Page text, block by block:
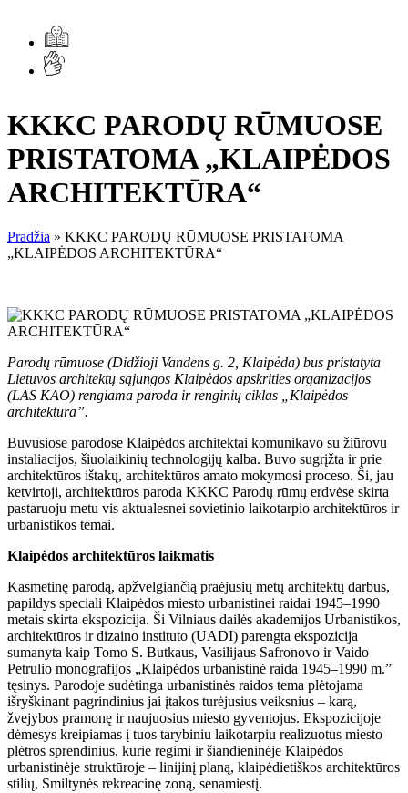
KKKC PARODŲ RŪMUOSE
PRISTATOMA „KLAIPĖDOS
ARCHITEKTŪRA“
Pradžia » KKKC PARODŲ RŪMUOSE PRISTATOMA
„KLAIPĖDOS ARCHITEKTŪRA“
Parodų rūmuose (Didžioji Vandens g. 2, Klaipėda) bus pristatyta
Lietuvos architektų sąjungos Klaipėdos apskrities organizacijos
(LAS KAO) rengiama paroda ir renginių ciklas „Klaipėdos
architektūra”.
Buvusiose parodose Klaipėdos architektai komunikavo su žiūrovu
instaliacijos, šiuolaikinių technologijų kalba. Buvo sugrįžta ir prie
architektūros ištakų, architektūros amato mokymosi proceso. Ši, jau
ketvirtoji, architektūros paroda KKKC Parodų rūmų erdvėse skirta
pastaruoju metu vis aktualesnei sovietinio laikotarpio architektūros ir
urbanistikos temai.
Klaipėdos architektūros laikmatis
Kasmetinę parodą, apžvelgiančią praėjusių metų architektų darbus,
papildys speciali Klaipėdos miesto urbanistinei raidai 1945–1990
metais skirta ekspozicija. Ši Vilniaus dailės akademijos Urbanistikos,
architektūros ir dizaino instituto (UADI) parengta ekspozicija
sumanyta kaip Tomo S. Butkaus, Vasilijaus Safronovo ir Vaido
Petrulio monografijos „Klaipėdos urbanistinė raida 1945–1990 m.”
tęsinys. Parodoje sudėtinga urbanistinės raidos tema plėtojama
išryškinant pagrindinius jai įtakos turėjusius veiksnius – karą,
žvejybos pramonę ir naujuosius miesto gyventojus. Ekspozicijoje
dėmesys kreipiamas į tuos tarybiniu laikotarpiu realizuotus miesto
plėtros sprendinius, kurie regimi ir šiandieninėje Klaipėdos
urbanistinėje struktūroje – linijinį planą, klaipėdietiškos architektūros
stilių, Smiltynės rekreacinę zoną, senamiestį.